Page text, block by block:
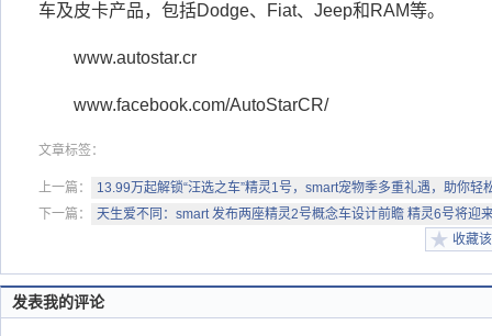
车及皮卡产品，包括Dodge、Fiat、Jeep和RAM等。
www.autostar.cr
www.facebook.com/AutoStarCR/
文章标签：
上一篇：
13.99万起解锁“汪选之车”精灵1号，smart宠物季多重礼遇，助你轻
下一篇：
天生爱不同：smart 发布两座精灵2号概念车设计前瞻 精灵6号将迎
收藏
发表我的评论